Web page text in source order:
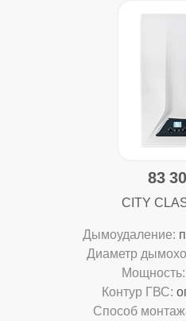
83
CITY
Дымоудаление:
Диаметр
Мощность:
Контур ГВС:
Способ